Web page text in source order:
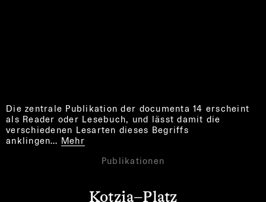
Die zentrale Publikation der documenta 14 erscheint
als Reader oder Lesebuch, und lässt damit die
verschiedenen Lesarten dieses Begriffs
anklingen… Mehr
Publikationen
Kotzia–Platz